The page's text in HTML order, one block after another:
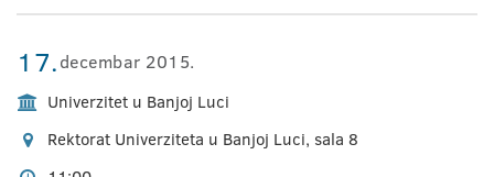
17.decembar 2015.
Univerzitet u Banjoj Luci
Rektorat Univerziteta u Banjoj Luci, sala 8